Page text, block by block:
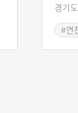
가 세
이고
람이
경기
#연